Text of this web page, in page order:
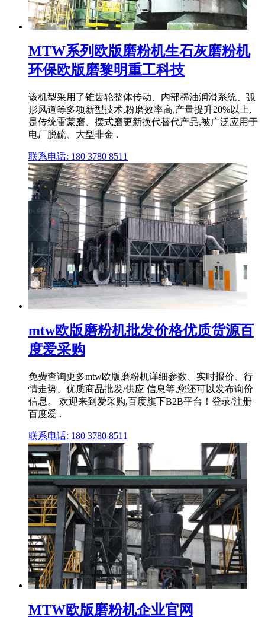
MTW系列欧版磨粉机生石灰磨粉机
环保欧版磨黎明重工科技
该机型采用了锥齿轮整体传动、内部稀油润滑系统、弧
形风道等多项新型技术,粉磨效率高,产量提升20%以上,
是传统雷蒙磨、摆式磨更新换代替代产品,被广泛应用于
电厂脱硫、大型非金 .
联系电话: 180 3780 8511
mtw欧版磨粉机批发价格优质货源百
度爱采购
免费查询更多mtw欧版磨粉机详细参数、实时报价、行
情走势、优质商品批发/供应 信息等,您还可以发布询价
信息。 欢迎来到爱采购,百度旗下B2B平台！登录/注册
百度爱 .
联系电话: 180 3780 8511
MTW欧版磨粉机企业官网